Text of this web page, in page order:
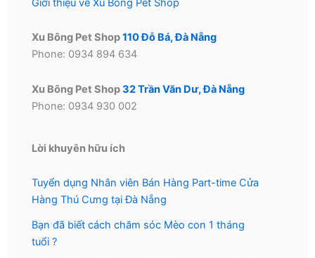
Giới thiệu về Xu Bông Pet Shop
Xu Bông Pet Shop110 Đỗ Bá, Đà Nẵng
Phone: 0934 894 634
Xu Bông Pet Shop32 Trần Văn Dư, Đà Nẵng
Phone: 0934 930 002
Lời khuyên hữu ích
Tuyển dụng Nhân viên Bán Hàng Part-time Cửa
Hàng Thú Cưng tại Đà Nẵng
Bạn đã biết cách chăm sóc Mèo con 1 tháng
tuổi ?